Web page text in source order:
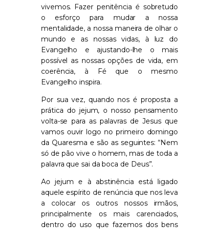
vivemos. Fazer penitência é sobretudo
o esforço para mudar a nossa
mentalidade, a nossa maneira de olhar o
mundo e as nossas vidas, à luz do
Evangelho e ajustando-lhe o mais
possível as nossas opções de vida, em
coerência, à Fé que o mesmo
Evangelho inspira.
Por sua vez, quando nos é proposta a
prática do jejum, o nosso pensamento
volta-se para as palavras de Jesus que
vamos ouvir logo no primeiro domingo
da Quaresma e são as seguintes: “Nem
só de pão vive o homem, mas de toda a
palavra que sai da boca de Deus”.
Ao jejum e à abstinência está ligado
aquele espírito de renúncia que nos leva
a colocar os outros nossos irmãos,
principalmente os mais carenciados,
dentro do uso que fazemos dos bens